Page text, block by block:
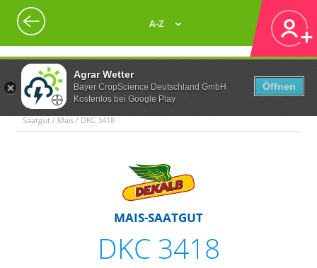
Agrar Wetter
Bayer CropScience Deutschland GmbH
Kostenlos bei Google Play
Öffnen
A-Z
Saatgut / Mais / DKC 3418
MAIS-SAATGUT
DKC 3418